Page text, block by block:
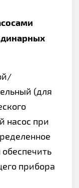
(для
насос при
прибора